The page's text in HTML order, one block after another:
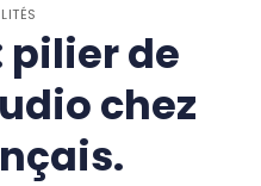
pilier de
chez